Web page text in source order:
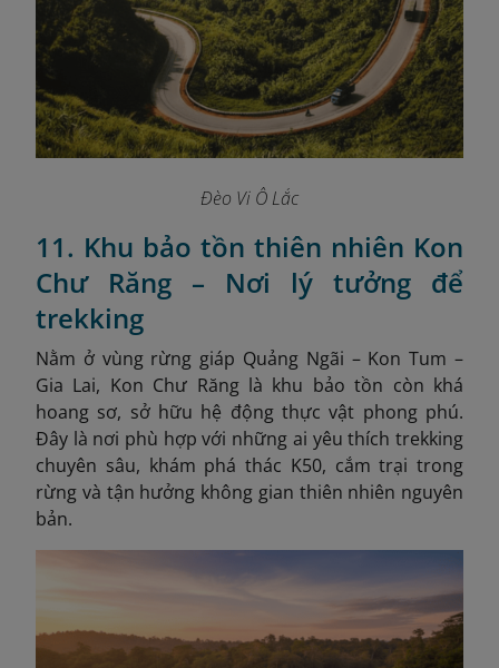
Đèo Vi Ô Lắc
11. Khu bảo tồn thiên nhiên Kon
Chư Răng – Nơi lý tưởng để
trekking
Nằm ở vùng rừng giáp Quảng Ngãi – Kon Tum –
Gia Lai, Kon Chư Răng là khu bảo tồn còn khá
hoang sơ, sở hữu hệ động thực vật phong phú.
Đây là nơi phù hợp với những ai yêu thích trekking
chuyên sâu, khám phá thác K50, cắm trại trong
rừng và tận hưởng không gian thiên nhiên nguyên
bản.